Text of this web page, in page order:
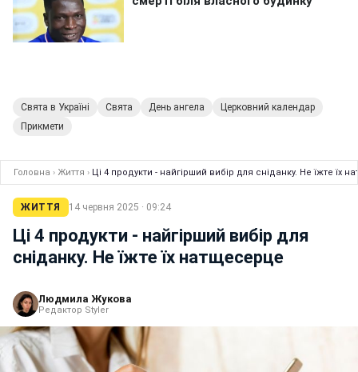
Свята в Україні Свята День ангела
Церковний календар
Прикмети
Головна › Життя › Ці 4 продукти - найгірший вибір для сніданку. Не їжте їх
ЖИТТЯ 14 червня 2025 · 09:24
Ці 4 продукти - найгірший вибір для
сніданку. Не їжте їх натщесерце
Людмила Жукова
Редактор Styler